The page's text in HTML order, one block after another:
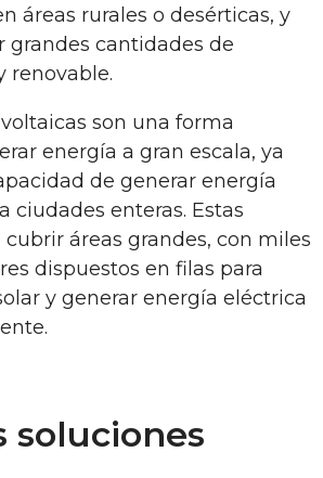
áreas rurales o desérticas, y
grandes cantidades de
renovable.
son una forma
energía a gran escala, ya
de generar energía
ciudades enteras. Estas
áreas grandes, con miles
dispuestos en filas para
y generar energía eléctrica
soluciones